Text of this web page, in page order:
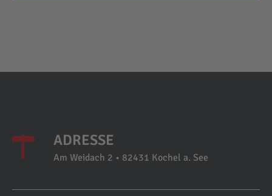
ADRESSE
Am Weidach 2 • 82431 Kochel a. See